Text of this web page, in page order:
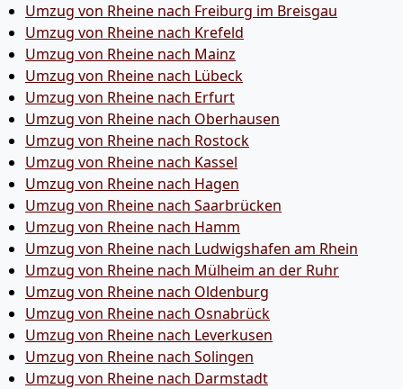
Umzug von Rheine nach Freiburg im Breisgau
Umzug von Rheine nach Krefeld
Umzug von Rheine nach Mainz
Umzug von Rheine nach Lübeck
Umzug von Rheine nach Erfurt
Umzug von Rheine nach Oberhausen
Umzug von Rheine nach Rostock
Umzug von Rheine nach Kassel
Umzug von Rheine nach Hagen
Umzug von Rheine nach Saarbrücken
Umzug von Rheine nach Hamm
Umzug von Rheine nach Ludwigshafen am Rhein
Umzug von Rheine nach Mülheim an der Ruhr
Umzug von Rheine nach Oldenburg
Umzug von Rheine nach Osnabrück
Umzug von Rheine nach Leverkusen
Umzug von Rheine nach Solingen
Umzug von Rheine nach Darmstadt